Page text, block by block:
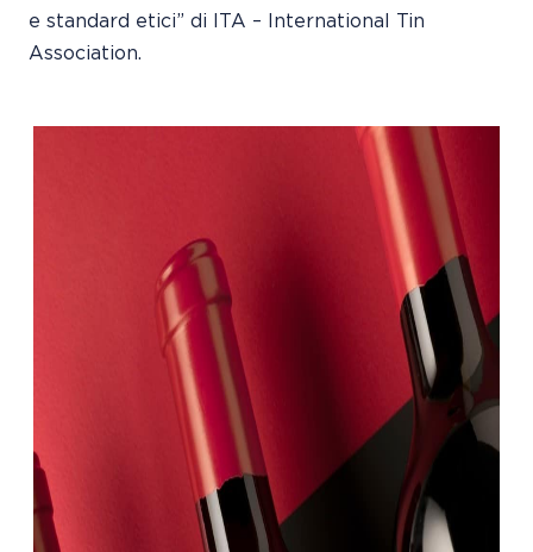
e standard etici” di ITA – International Tin
Association.